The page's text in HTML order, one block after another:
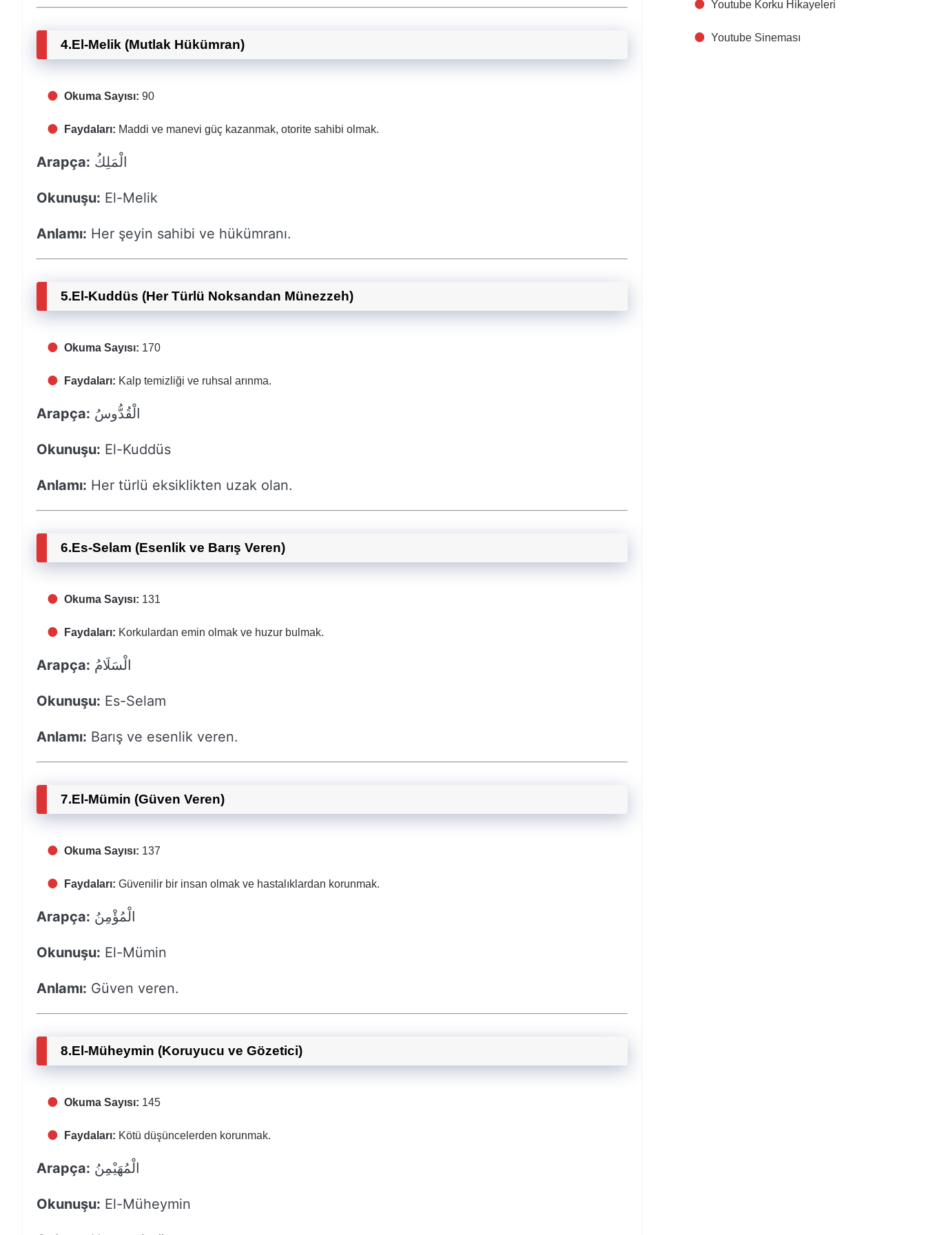
4.El-Melik (Mutlak Hükümran)
Okuma Sayısı: 90
Faydaları: Maddi ve manevi güç kazanmak, otorite sahibi olmak.
Arapça: الْمَلِكُ
Okunuşu: El-Melik
Anlamı: Her şeyin sahibi ve hükümranı.
5.El-Kuddüs (Her Türlü Noksandan Münezzeh)
Okuma Sayısı: 170
Faydaları: Kalp temizliği ve ruhsal arınma.
Arapça: الْقُدُّوسُ
Okunuşu: El-Kuddüs
Anlamı: Her türlü eksiklikten uzak olan.
6.Es-Selam (Esenlik ve Barış Veren)
Okuma Sayısı: 131
Faydaları: Korkulardan emin olmak ve huzur bulmak.
Arapça: الْسَلَامُ
Okunuşu: Es-Selam
Anlamı: Barış ve esenlik veren.
7.El-Mümin (Güven Veren)
Okuma Sayısı: 137
Faydaları: Güvenilir bir insan olmak ve hastalıklardan korunmak.
Arapça: الْمُؤْمِنُ
Okunuşu: El-Mümin
Anlamı: Güven veren.
8.El-Müheymin (Koruyucu ve Gözetici)
Okuma Sayısı: 145
Faydaları: Kötü düşüncelerden korunmak.
Arapça: الْمُهَيْمِنُ
Okunuşu: El-Müheymin
Youtube Korku Hikayeleri
Youtube Sineması